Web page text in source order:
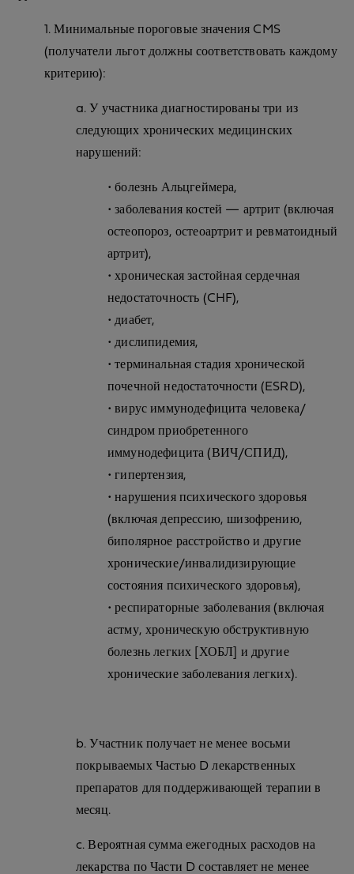
1. Минимальные пороговые значения CMS
(получатели льгот должны соответствовать каждому
критерию):
a. У участника диагностированы три из
следующих хронических медицинских
нарушений:
• болезнь Альцгеймера,
• заболевания костей — артрит (включая
остеопороз, остеоартрит и ревматоидный
артрит),
• хроническая застойная сердечная
недостаточность (CHF),
• диабет,
• дислипидемия,
• терминальная стадия хронической
почечной недостаточности (ESRD),
• вирус иммунодефицита человека/
синдром приобретенного
иммунодефицита (ВИЧ/СПИД),
• гипертензия,
• нарушения психического здоровья
(включая депрессию, шизофрению,
биполярное расстройство и другие
хронические/инвалидизирующие
состояния психического здоровья),
• респираторные заболевания (включая
астму, хроническую обструктивную
болезнь легких [ХОБЛ] и другие
хронические заболевания легких).
b. Участник получает не менее восьми
покрываемых Частью D лекарственных
препаратов для поддерживающей терапии в
месяц.
c. Вероятная сумма ежегодных расходов на
лекарства по Части D составляет не менее